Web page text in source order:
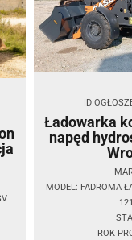
ID
Ładowarka
napęd
MODEL: FADROMA
ROK